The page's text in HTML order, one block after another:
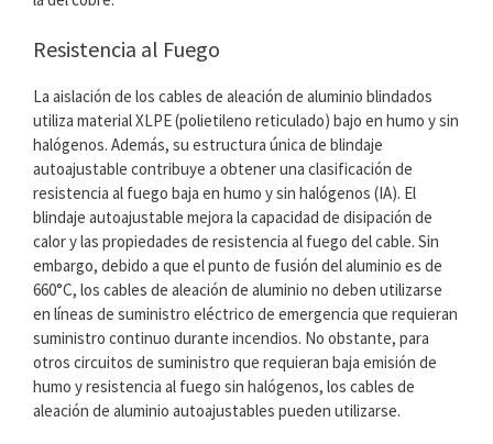
Resistencia al Fuego
La aislación de los cables de aleación de aluminio blindados
utiliza material XLPE (polietileno reticulado) bajo en humo y sin
halógenos. Además, su estructura única de blindaje
autoajustable contribuye a obtener una clasificación de
resistencia al fuego baja en humo y sin halógenos (IA). El
blindaje autoajustable mejora la capacidad de disipación de
calor y las propiedades de resistencia al fuego del cable. Sin
embargo, debido a que el punto de fusión del aluminio es de
660°C, los cables de aleación de aluminio no deben utilizarse
en líneas de suministro eléctrico de emergencia que requieran
suministro continuo durante incendios. No obstante, para
otros circuitos de suministro que requieran baja emisión de
humo y resistencia al fuego sin halógenos, los cables de
aleación de aluminio autoajustables pueden utilizarse.